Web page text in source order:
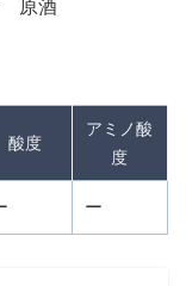
原酒
酸度
アミノ酸
度
ー